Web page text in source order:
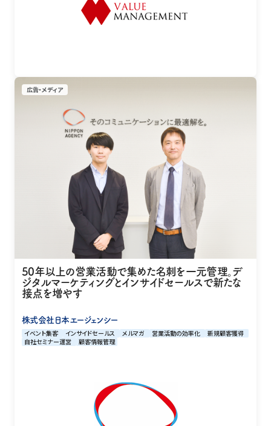
広告・メディア
50年以上の営業活動で集めた名刺を一元管理。デ
ジタルマーケティングとインサイドセールスで新たな
接点を増やす
株式会社日本エージェンシー
イベント集客 インサイドセールス メルマガ 営業活動の効率化
新規顧客獲得
自社セミナー運営
顧客情報管理